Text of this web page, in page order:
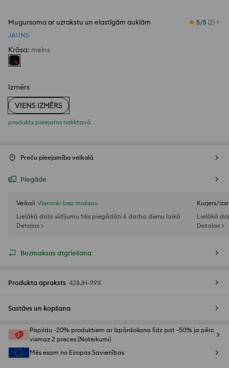
Mugursoma ar uzrakstu un elastīgām auklām 5/5 (2)
JAUNS
Krāsa: melns
Izmērs
VIENS IZMĒRS
produkts pieejams noliktavā
Preču pieejamība veikalā
Piegāde
Veikali Vienmēr bez maksas
Lielākā daļa sūtījumu tiks piegādāti 6 darba dienu laikā
Detaļas >
Kurjers/
Lielākā
Detaļas >
Bezmaksas atgriešana
Produkta apraksts 428JH-99X
Sastāvs un kopšana
Papildu -20% produktiem ar Izpārdošana līdz pat -50% ja pērc
vismaz 2 preces (Noteikumi)
Mēs esam no Eiropas Savienības